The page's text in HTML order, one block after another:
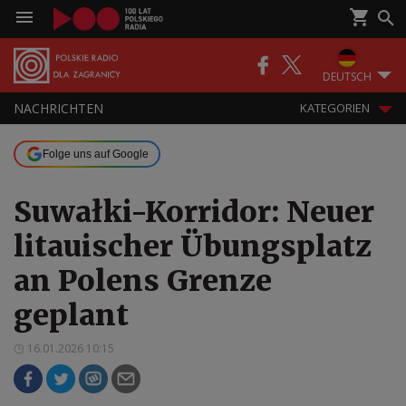
DEUTSCH
NACHRICHTEN KATEGORIEN
Folge uns auf Google
Suwałki-Korridor: Neuer
litauischer Übungsplatz
an Polens Grenze
geplant
16.01.2026 10:15